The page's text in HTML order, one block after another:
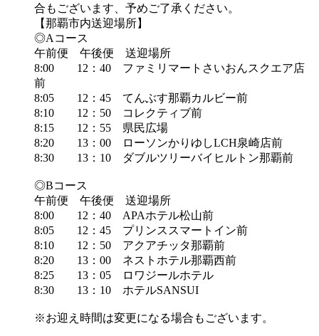
合もございます、予めご了承ください。
【那覇市内送迎場所】
◎Aコース
午前便 午後便 送迎場所
8:00 12：40 ファミリマートさいおんスクエア店
前
8:05 12：45 てんぶす那覇カルビー前
8:10 12：50 コレクティブ前
8:15 12：55 県民広場
8:20 13：00 ローソンかりゆしLCH泉崎店前
8:30 13：10 ダブルツリーバイヒルトン那覇前
◎Bコース
午前便 午後便 送迎場所
8:00 12：40 APAホテル松山前
8:05 12：45 プリンススマートイン前
8:10 12：50 アクアチッタ那覇前
8:20 13：00 ネストホテル那覇西前
8:25 13：05 ロワジールホテル
8:30 13：10 ホテルSANSUI
※お迎え時間は変更になる場合もございます。